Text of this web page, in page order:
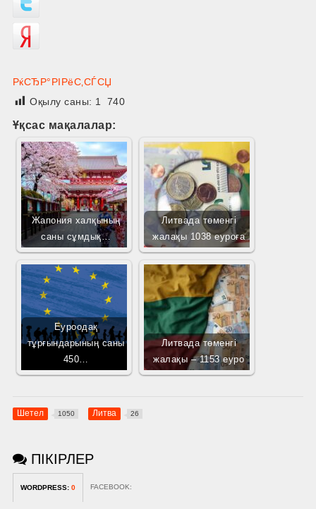
РќСЂР°РІРёС‚СЃСЏ
Оқылу саны: 1 740
Ұқсас мақалалар:
Жапония халқының
саны сұмдық…
Литвада төменгі
жалақы 1038 еуроға
Еуроодақ
тұрғындарының саны
450…
Литвада төменгі
жалақы – 1153 еуро
Шетел 1050 Литва 26
ПІКІРЛЕР
WORDPRESS: 0 FACEBOOK: